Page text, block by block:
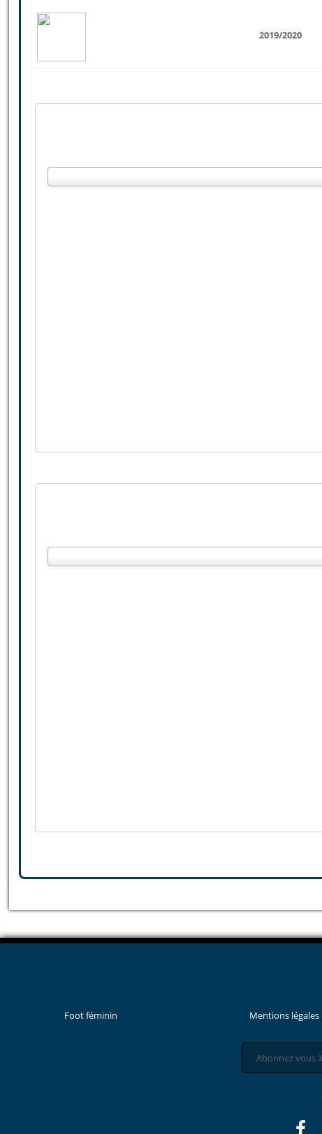
2019/2020
Foot féminin Mentions légales